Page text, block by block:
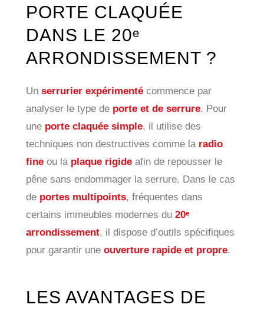
PORTE CLAQUÉE
DANS LE 20ᵉ
ARRONDISSEMENT ?
Un serrurier expérimentécommence par
analyser le type de porte et de serrure. Pour
une porte claquée simple, il utilise des
techniques non destructives comme la radio
fineou la plaque rigideafin de repousser le
pêne sans endommager la serrure. Dans le cas
de portes multipoints, fréquentes dans
certains immeubles modernes du 20ᵉ
arrondissement, il dispose d’outils spécifiques
pour garantir une ouverture rapide et propre.
LES AVANTAGES DE